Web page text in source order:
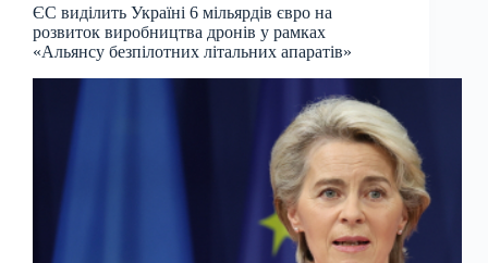
ЄС виділить Україні 6 мільярдів євро на
розвиток виробництва дронів у рамках
«Альянсу безпілотних літальних апаратів»